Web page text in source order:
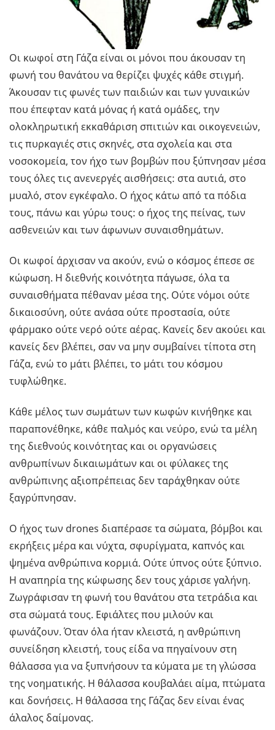
Οι κωφοί στη Γάζα είναι οι μόνοι που άκουσαν τη
φωνή του θανάτου να θερίζει ψυχές κάθε στιγμή.
Άκουσαν τις φωνές των παιδιών και των γυναικών
που έπεφταν κατά μόνας ή κατά ομάδες, την
ολοκληρωτική εκκαθάριση σπιτιών και οικογενειών,
τις πυρκαγιές στις σκηνές, στα σχολεία και στα
νοσοκομεία, τον ήχο των βομβών που ξύπνησαν μέσα
τους όλες τις ανενεργές αισθήσεις: στα αυτιά, στο
μυαλό, στον εγκέφαλο. Ο ήχος κάτω από τα πόδια
τους, πάνω και γύρω τους: ο ήχος της πείνας, των
ασθενειών και των άφωνων συναισθημάτων.
Οι κωφοί άρχισαν να ακούν, ενώ ο κόσμος έπεσε σε
κώφωση. Η διεθνής κοινότητα πάγωσε, όλα τα
συναισθήματα πέθαναν μέσα της. Ούτε νόμοι ούτε
δικαιοσύνη, ούτε ανάσα ούτε προστασία, ούτε
φάρμακο ούτε νερό ούτε αέρας. Κανείς δεν ακούει και
κανείς δεν βλέπει, σαν να μην συμβαίνει τίποτα στη
Γάζα, ενώ το μάτι βλέπει, το μάτι του κόσμου
τυφλώθηκε.
Κάθε μέλος των σωμάτων των κωφών κινήθηκε και
παραπονέθηκε, κάθε παλμός και νεύρο, ενώ τα μέλη
της διεθνούς κοινότητας και οι οργανώσεις
ανθρωπίνων δικαιωμάτων και οι φύλακες της
ανθρώπινης αξιοπρέπειας δεν ταράχθηκαν ούτε
ξαγρύπνησαν.
Ο ήχος των drones διαπέρασε τα σώματα, βόμβοι και
εκρήξεις μέρα και νύχτα, σφυρίγματα, καπνός και
ψημένα ανθρώπινα κορμιά. Ούτε ύπνος ούτε ξύπνιο.
Η αναπηρία της κώφωσης δεν τους χάρισε γαλήνη.
Ζωγράφισαν τη φωνή του θανάτου στα τετράδια και
στα σώματά τους. Εφιάλτες που μιλούν και
φωνάζουν. Όταν όλα ήταν κλειστά, η ανθρώπινη
συνείδηση κλειστή, τους είδα να πηγαίνουν στη
θάλασσα για να ξυπνήσουν τα κύματα με τη γλώσσα
της νοηματικής. Η θάλασσα κουβαλάει αίμα, πτώματα
και δονήσεις. Η θάλασσα της Γάζας δεν είναι ένας
άλαλος δαίμονας.